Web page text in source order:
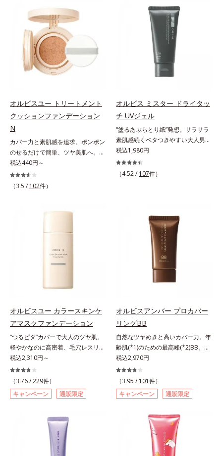
オトギリソウエキス配合＝肌にうる
おいを与え、うるおいに満ちたハリ
ツヤ肌へ導く保湿成分アレルギーテ
スト済＝全ての方にアレルギーが起
こらないということではありませ
EX（アルミナ、ヒアルロン酸
Na）、密着エアリーパウダー
EX（ポリアスパラギン酸Na、マイ
カ）配合＝仕上がり向上成分
ンジング(*2)をご用意しました。ポ
ーラ化成は独自の先端研究により、
ナノバブルよりも小さい超微粒子
(*3)をクレンジングに搭載すること
に成功。毛穴よりはるかに小さい超
微粒子とオイルが肌と汚れの間に入
り込み、小さくばらけて肌表面にう
することを防止し、細かい毛穴汚れ
をごっそりするん！角栓溶解オイル
(*4)が詰まりや黒ずみも溶かして、
毛穴の目立ちにくいすべすべ肌に洗
い上げます。大人肌のためのくすみ
(*5)を晴らすアプローチによって圧
立ち(*6)や乾燥によるくすみをケア
し、毎日のメイクが楽しくなる晴れ
成独自の（Ｃ１２－２０）アルキル
ルから、汚れをはね返す水の膜をつ
点、J－GLOBALによる自社調べ）
*2 オルビス内でかつてないオイル
による*6 キメの乱れによる＜使用
量目安＞適量＜使用ステップ＞オル
ビス ザ クレンジング オイル ⇒
洗顔料 ⇒ 化粧水 ⇒ 保湿液
※W洗顔が必要です＜使用方法＞1.
適量（2プッシュ程度）をとり、手
のひら全体にさっと広げます。2.肌
の上で軽くらせんを描くように、メ
イクとよくなじませます。※落ちに
にとり、メイクとしっかりなじませ
てください。3.メイクとなじんだ
ら、水またはぬるま湯でよく洗い流
します。4.その後、洗顔料で洗顔し
届けます。真皮のコラーゲン産生を
促進し、年齢とともに刻まれる深い
悩みのシワを改善しながら、過剰な
メラニン生成を防ぎ未来のシミ・ソ
バカスを予防します。さらに独自研
究に基づいた浸透型ハリ保湿成分
(*6)で大人肌にハリ感をプラス。す
計"。見えているシワはもちろん、
自分では気づきにくい死角のシワの
改善にも効果を発揮します。*1 メ
ラニンの生成を抑え、シミ・ソバカ
スを防ぐ*2 ナイアシンアミド（有
トステロール、水（基剤）、
BG（保湿）*3 角層まで*4 K石けん
方との比較*6 ドクダミエキス、シ
クロヘキサンジカルボン酸ビスエト
キシジグリコール（保湿）＜使用量
目安＞パール1粒程度＜ご使用ステ
ップ＞洗顔料 ⇒ 化粧水 ⇒ ザ リン
クルセラム ⇒ 保湿液＜1商品あたり
の使用回数＞通常サイズ：約90回
い情報は商品ページをご覧くださ
い。・BEAUTY夏祭りは、こちら
オルビスユー トリートメント
クッションファンデーション
N
カバー力と素肌感を追求。ポンポン
のせるだけで簡単、ツヤ美肌へ。カ
バー力と素肌感を両立する、簡単ツ
ヤ美肌クッションファンデーション
です。多方向へ光を拡散し、高いソ
との親和性が高いアミノ酸系パウダ
み、厚塗り感なくピタッと密着しま
ムラなどの大人の肌悩みをポンポン
するだけで簡単にカバーし、まるで
な、うるツヤ美肌を演出します。*
良くする仕上がり向上粉体
税込440円～
（3.5 / 102件）
オルビス ミスター ドライタッ
チ UVジェル
“塗るあぶらとり紙”発想。サラサラ
素肌感続くベタつきやすい大人男性
肌のための日焼け止めジェル。メン
ズブランド「オルビス ミスター」
の日焼け止めです。SPF50+・
だけます。高いUVカット力を持つ
アイテムは本来多くのオイルが必要
ですが、オルビス ミスターは少な
いオイル(*1)でも多くのUVカット成
分を抱え込む技術を採用しました。
さらに皮脂吸着パウダー(*2)も配
合。ベタつきにくいみずみずしい使
ようなサラサラ肌が続きます。大人
男性の悩み、シミ(*3)とテカリ(*4)
の両方に応えるアイテムです。*1
自社比較*2 アクリレーツコポリマ
ー配合＝化粧持ち向上成分*3 日焼
けによるシミ予防*4 皮脂吸着によ
るテカリ防止
税込1,980円
（4.52 / 107件）
オルビスユー カラースキンケ
アマスクファンデーション
“つるピタ”カバーで大人のツヤ肌。
軽やかなのに高密着、毛穴レスリキ
ッドファンデ。みずみずしく、とけ
込むように密着カバー毛穴レスでな
めらかな質感美へ導く、リキッドフ
ァンデーション「カバーはしたいけ
ど厚塗り感はイヤ」「素肌がもとも
なお客様の声から誕生した、軽やか
なのにピタッと密着し、肌悩み
を“つるん”と隠すリキッドファンデ
ーションです。年齢とともに増えて
税込2,310円～
（3.76 /229件）
キャンペーン
通販限定
オルビスアンバー プロカバー
リングBB
自然なツヤめきと高いカバー力。年
齢肌(*1)のための最高峰(*2)BB。年
齢肌(*1)のための最高峰(*2)BBクリ
ームです。肌のアラを光でふわりと
とばし、くすみや凹凸も軽やかにカ
バー。さらに厚みのあるテクスチャ
ーが均一にのび広がり、しっかりカ
す。年齢肌による黄ぐすみや血色の
悪さに対応した色設計で、白浮きせ
ずパッと明るい印象を叶えます。こ
れ1本で、日中美容クリーム・日焼
税込2,970円
（3.95 / 101件）
キャンペーン
通販限定